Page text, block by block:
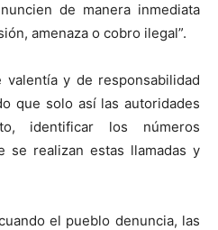
de manera inmediata
amenaza o cobro ilegal”.
y de responsabilidad
que solo así las autoridades
identificar los números
se realizan estas llamadas y
el pueblo denuncia, las